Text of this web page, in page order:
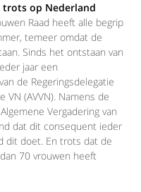
trots op Nederland
Raad heeft alle begrip
temeer omdat de
Sinds het ontstaan van
jaar een
de Regeringsdelegatie
VN (AVVN). Namens de
Vergadering van
dat dit consequent ieder
dit doet. En trots dat de
70 vrouwen heeft